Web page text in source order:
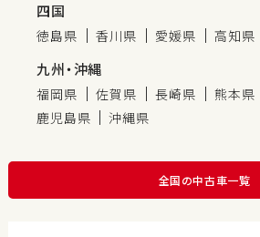
四国
徳島県 香川県 愛媛県 高知県
九州・沖縄
福岡県 佐賀県 長崎県 熊本県
鹿児島県
沖縄県
全国の中古車一覧